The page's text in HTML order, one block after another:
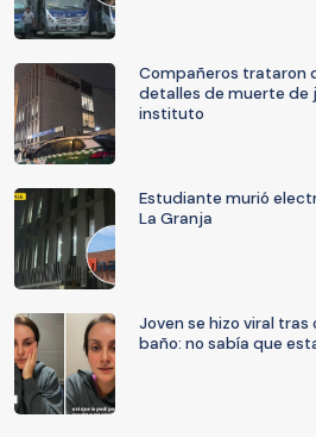
Compañeros trataron
detalles de muerte de
instituto
Estudiante murió
La Granja
Joven se hizo viral
baño: no sabía que